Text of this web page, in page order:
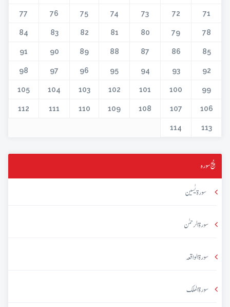
71
72
73
74
75
76
77
78
79
80
81
82
83
84
85
86
87
88
89
90
91
92
93
94
95
96
97
98
99
100
101
102
103
104
105
106
107
108
109
110
111
112
113
114
پنج سورہ
سورۃ یٰسین
سورۃ الرحمٰن
سورۃ الواقعہ
سورۃ الملک